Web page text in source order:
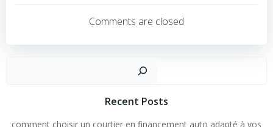
l’article
Comments are closed
Rechercher
Recent Posts
comment choisir un courtier en financement auto adapté à vos